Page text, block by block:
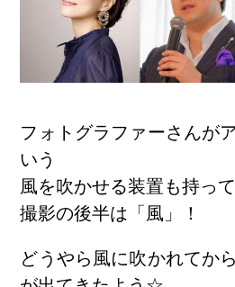
フォトグラファーさんが
いう
風を吹かせる装置も持っ
撮影の後半は「風」！
どうやら風に吹かれてか